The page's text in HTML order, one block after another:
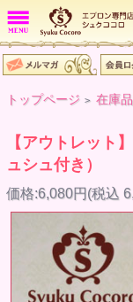
トップページ > 在庫
【アウトレット
ュシュ付き）
価格:6,080円(税込